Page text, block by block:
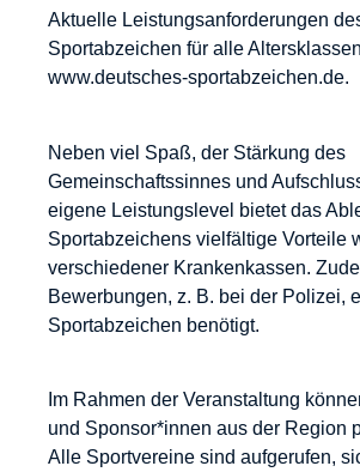
Aktuelle Leistungsanforderungen
Sportabzeichen für alle
www.deutsches-sportabzeichen.de.
Neben viel Spaß, der Stärkung des
Gemeinschaftssinnes und
eigene Leistungslevel bietet das
Sportabzeichens vielfältige Vorteile
verschiedener Krankenkassen.
Bewerbungen, z. B. bei der Polizei,
Sportabzeichen benötigt.
Im Rahmen der Veranstaltung
und Sponsor*innen aus der Region
Alle Sportvereine sind aufgerufen,